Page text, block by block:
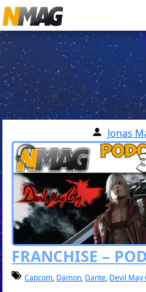
Jonas
FRANCHISE –
Capcom, Dämon, Dante, Devil May